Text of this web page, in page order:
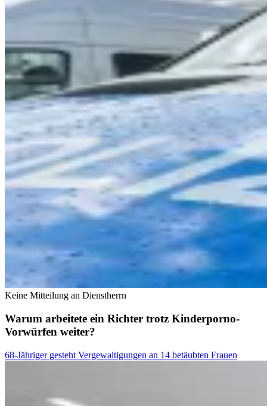
Keine Mitteilung an Dienstherrn
Warum arbeitete ein Richter trotz Kinderporno-
Vorwürfen weiter?
68-Jähriger gesteht Vergewaltigungen an 14 betäubten Frauen